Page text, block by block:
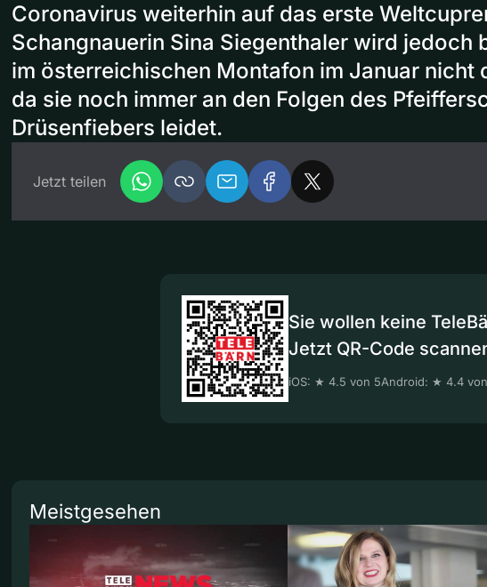
Coronavirus weiterhin auf das erste
Schangnauerin Sina Siegenthaler wird jedoch
im österreichischen Montafon im Januar nicht
da sie noch immer an den Folgen des
Drüsenfiebers leidet.
Jetzt teilen
Sie wollen keine
Jetzt QR-Code
iOS: ★ 4.5 von 5Android: ★ 4.4
Meistgesehen